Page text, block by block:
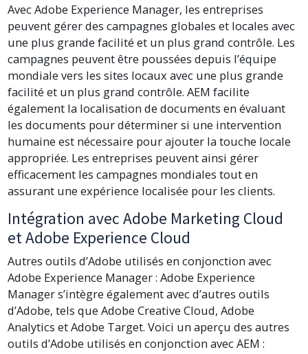
Avec Adobe Experience Manager, les entreprises
peuvent gérer des campagnes globales et locales avec
une plus grande facilité et un plus grand contrôle. Les
campagnes peuvent être poussées depuis l’équipe
mondiale vers les sites locaux avec une plus grande
facilité et un plus grand contrôle. AEM facilite
également la localisation de documents en évaluant
les documents pour déterminer si une intervention
humaine est nécessaire pour ajouter la touche locale
appropriée. Les entreprises peuvent ainsi gérer
efficacement les campagnes mondiales tout en
assurant une expérience localisée pour les clients.
Intégration avec Adobe Marketing Cloud
et Adobe Experience Cloud
Autres outils d’Adobe utilisés en conjonction avec
Adobe Experience Manager : Adobe Experience
Manager s’intègre également avec d’autres outils
d’Adobe, tels que Adobe Creative Cloud, Adobe
Analytics et Adobe Target. Voici un aperçu des autres
outils d’Adobe utilisés en conjonction avec AEM :